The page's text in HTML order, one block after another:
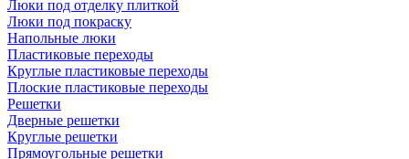
Люки под отделку плиткой
Люки под покраску
Напольные люки
Пластиковые переходы
Круглые пластиковые переходы
Плоские пластиковые переходы
Решетки
Дверные решетки
Круглые решетки
Прямоугольные решетки